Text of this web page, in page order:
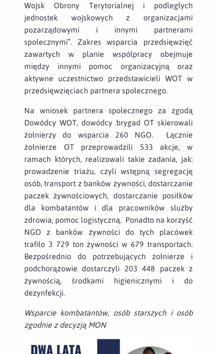
Wojsk Obrony Terytorialnej i podległych
jednostek wojskowych z organizacjami
pozarządowymi i innymi partnerami
społecznymi”. Zakres wsparcia przedsięwzięć
zawartych w planie współpracy obejmuje
między innymi pomoc organizacyjną oraz
aktywne uczestnictwo przedstawicieli WOT w
przedsięwzięciach partnera społecznego.
Na wniosek partnera społecznego za zgodą
Dowódcy WOT, dowódcy brygad OT skierowali
żołnierzy do wsparcia 260 NGO. Łącznie
żołnierze OT przeprowadzili 533 akcje, w
ramach których, realizowali takie zadania, jak:
prowadzenie triażu, czyli wstępną segregację
osób, transport z banków żywności, dostarczanie
paczek żywnościowych, dostarczanie posiłków
dla kombatantów i dla pracowników służby
zdrowia, pomoc logistyczną. Ponadto na korzyść
NGO z banków żywności do tych placówek
trafiło 3 729 ton żywności w 679 transportach.
Bezpośrednio do potrzebujących żołnierze i
podchorążowie dostarczyli 203 448 paczek z
żywnością, środkami higienicznymi i do
dezynfekcji.
Wsparcie kombatantów, osób starszych i osób
zgodnie z decyzją MON